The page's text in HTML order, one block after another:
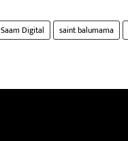
Saam Digital saint balumama